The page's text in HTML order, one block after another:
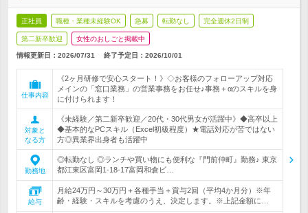
正社員 職種・業種未経験OK 急募 転勤なし 完全週休2日制
第二新卒歓迎 女性のおしごと掲載中
情報更新日：2026/07/31 終了予定日： 2026/10/01
仕事内容
《2ヶ月研修で安心スタート！》◇お客様のフォローアップ対応
メインの「窓口業務」の営業事務をお任せ♪事務＋αのスキルを身
に付けられます！
対象と
なる方
《未経験／第二新卒歓迎／20代・30代男女が活躍中》◆高卒以上
◆基本的なPCスキル（Excel初級程度）★電話対応が苦ではない
方◎異業界出身者も活躍中
勤務地
◎転勤なし ◎ランチや買い物にも便利な『門前仲町』勤務♪ 東京
都江東区富岡1-18-17富岡和倉ビ…
給与
月給24万円～30万円＋各種手当＋賞与2回（平均4か月分）※年
齢・経験・スキルを考慮のうえ、決定します。※上記金額に…